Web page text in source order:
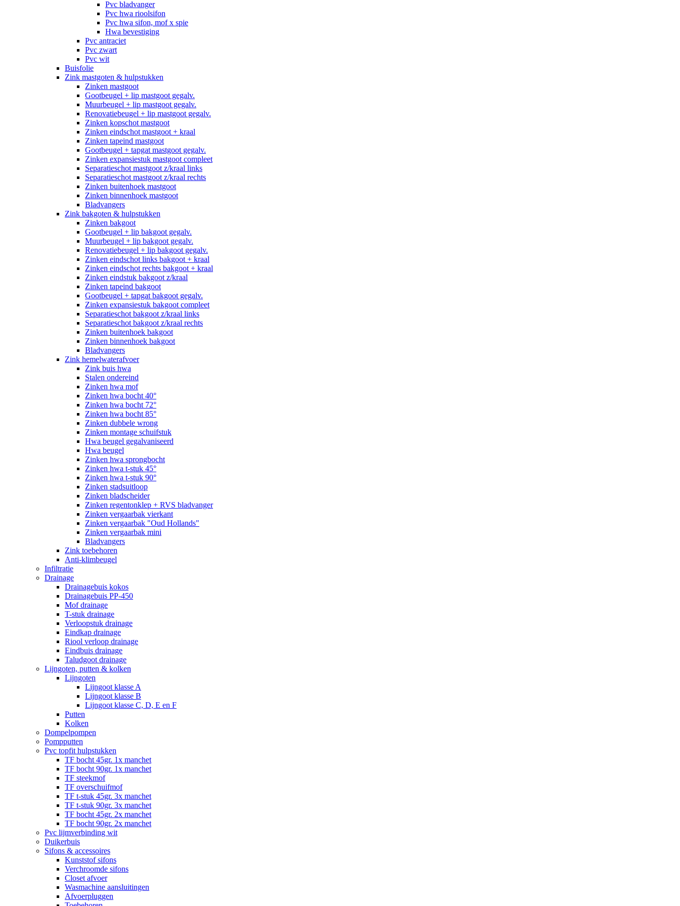
Pvc bladvanger
Pvc hwa rioolsifon
Pvc hwa sifon, mof x spie
Hwa bevestiging
Pvc antraciet
Pvc zwart
Pvc wit
Buisfolie
Zink mastgoten & hulpstukken
Zinken mastgoot
Gootbeugel + lip mastgoot gegalv.
Muurbeugel + lip mastgoot gegalv.
Renovatiebeugel + lip mastgoot gegalv.
Zinken kopschot mastgoot
Zinken eindschot mastgoot + kraal
Zinken tapeind mastgoot
Gootbeugel + tapgat mastgoot gegalv.
Zinken expansiestuk mastgoot compleet
Separatieschot mastgoot z/kraal links
Separatieschot mastgoot z/kraal rechts
Zinken buitenhoek mastgoot
Zinken binnenhoek mastgoot
Bladvangers
Zink bakgoten & hulpstukken
Zinken bakgoot
Gootbeugel + lip bakgoot gegalv.
Muurbeugel + lip bakgoot gegalv.
Renovatiebeugel + lip bakgoot gegalv.
Zinken eindschot links bakgoot + kraal
Zinken eindschot rechts bakgoot + kraal
Zinken eindstuk bakgoot z/kraal
Zinken tapeind bakgoot
Gootbeugel + tapgat bakgoot gegalv.
Zinken expansiestuk bakgoot compleet
Separatieschot bakgoot z/kraal links
Separatieschot bakgoot z/kraal rechts
Zinken buitenhoek bakgoot
Zinken binnenhoek bakgoot
Bladvangers
Zink hemelwaterafvoer
Zink buis hwa
Stalen ondereind
Zinken hwa mof
Zinken hwa bocht 40°
Zinken hwa bocht 72°
Zinken hwa bocht 85°
Zinken dubbele wrong
Zinken montage schuifstuk
Hwa beugel gegalvaniseerd
Hwa beugel
Zinken hwa sprongbocht
Zinken hwa t-stuk 45°
Zinken hwa t-stuk 90°
Zinken stadsuitloop
Zinken bladscheider
Zinken regentonklep + RVS bladvanger
Zinken vergaarbak vierkant
Zinken vergaarbak "Oud Hollands"
Zinken vergaarbak mini
Bladvangers
Zink toebehoren
Anti-klimbeugel
Infiltratie
Drainage
Drainagebuis kokos
Drainagebuis PP-450
Mof drainage
T-stuk drainage
Verloopstuk drainage
Eindkap drainage
Riool verloop drainage
Eindbuis drainage
Taludgoot drainage
Lijngoten, putten & kolken
Lijngoten
Lijngoot klasse A
Lijngoot klasse B
Lijngoot klasse C, D, E en F
Putten
Kolken
Dompelpompen
Pompputten
Pvc topfit hulpstukken
TF bocht 45gr. 1x manchet
TF bocht 90gr. 1x manchet
TF steekmof
TF overschuifmof
TF t-stuk 45gr. 3x manchet
TF t-stuk 90gr. 3x manchet
TF bocht 45gr. 2x manchet
TF bocht 90gr. 2x manchet
Pvc lijmverbinding wit
Duikerbuis
Sifons & accessoires
Kunststof sifons
Verchroomde sifons
Closet afvoer
Wasmachine aansluitingen
Afvoerpluggen